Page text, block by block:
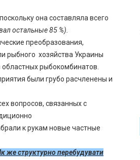
она составляла всего
остальные 85 %).
преобразования,
рыбного хозяйства Украины
рыбокомбинатов.
были грубо расчленены и
вопросов, связанных с
к рукам новые частные
же структурно перебудувати